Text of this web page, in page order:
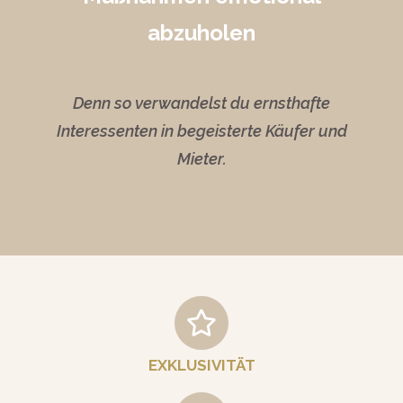
abzuholen
Denn so verwandelst du ernsthafte
Interessenten in begeisterte Käufer und
Mieter.
EXKLUSIVITÄT